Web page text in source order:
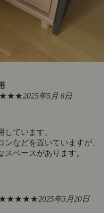
2025年5月 6日
ています。
などを置いていますが、
ペースがあります。
2025年3月20日